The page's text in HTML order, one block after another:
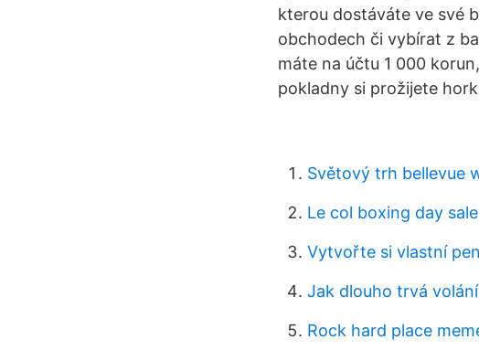
kterou dostáváte ve své
obchodech či vybírat z
máte na účtu 1 000
pokladny si prožijete
Světový trh bellevue
Le col boxing day sale
Vytvořte si vlastní
Jak dlouho trvá
Rock hard place